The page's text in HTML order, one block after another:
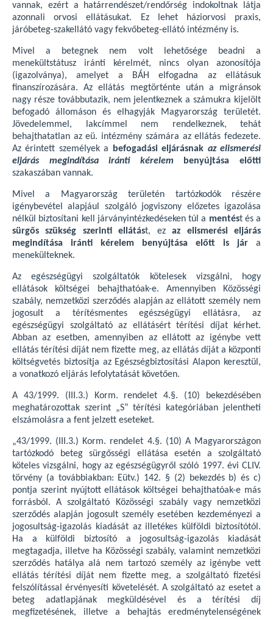
vannak, ezért a határrendészet/rendőrség indokoltnak látja
azonnali orvosi ellátásukat. Ez lehet háziorvosi praxis,
járóbeteg-szakellátó vagy fekvőbeteg-ellátó intézmény is.
Mivel a betegnek nem volt lehetősége beadni a
menekültstátusz iránti kérelmét, nincs olyan azonosítója
(igazolványa), amelyet a BÁH elfogadna az ellátásuk
finanszírozására. Az ellátás megtörténte után a migránsok
nagy része továbbutazik, nem jelentkeznek a számukra kijelölt
befogadó állomáson és elhagyják Magyarország területét.
Jövedelemmel, lakcímmel nem rendelkeznek, tehát
behajthatatlan az eü. intézmény számára az ellátás fedezete.
Az érintett személyek a
befogadási eljárásnak az elismerési
eljárás megindítása iránti
kérelem benyújtása előtti
szakaszában vannak.
Mivel a Magyarország területén tartózkodók részére
igénybevétel alapjául szolgáló jogviszony előzetes igazolása
nélkül biztosítani kell járványintézkedéseken túl a mentést és a
sürgős szükség szerinti ellátást, ezaz elismerési eljárás
megindítása iránti kérelem benyújtása előtt is jár a
menekülteknek.
Az egészségügyi szolgáltatók kötelesek vizsgálni, hogy
ellátások költségei behajthatóak-e. Amennyiben Közösségi
szabály, nemzetközi szerződés alapján az ellátott személy nem
jogosult a térítésmentes egészségügyi ellátásra, az
egészségügyi szolgáltató az ellátásért térítési díjat kérhet.
Abban az esetben, amennyiben az ellátott az igénybe vett
ellátás térítési díját nem fizette meg, az ellátás díját a központi
költségvetés biztosítja az Egészségbiztosítási Alapon keresztül,
a vonatkozó eljárás lefolytatását követően.
A 43/1999. (III.3.) Korm. rendelet 4.§. (10) bekezdésében
meghatározottak szerint „S” térítési kategóriában jelentheti
elszámolásra a fent jelzett eseteket.
„43/1999. (III.3.) Korm. rendelet 4.§. (10) A Magyarországon
tartózkodó beteg sürgősségi ellátása esetén a szolgáltató
köteles vizsgálni, hogy az egészségügyről szóló 1997. évi CLIV.
törvény (a továbbiakban: Eütv.) 142. § (2) bekezdés b) és c)
pontja szerint nyújtott ellátások költségei behajthatóak-e más
forrásból. A szolgáltató Közösségi szabály vagy nemzetközi
szerződés alapján jogosult személy esetében kezdeményezi a
jogosultság-igazolás kiadását az illetékes külföldi biztosítótól.
Ha a külföldi biztosító a jogosultság-igazolás kiadását
megtagadja, illetve ha Közösségi szabály, valamint nemzetközi
szerződés hatálya alá nem tartozó személy az igénybe vett
ellátás térítési díját nem fizette meg, a szolgáltató fizetési
felszólítással érvényesíti követelését. A szolgáltató az esetet a
beteg adatlapjának megküldésével és a térítési díj
megfizetésének, illetve a behajtás eredménytelenségének